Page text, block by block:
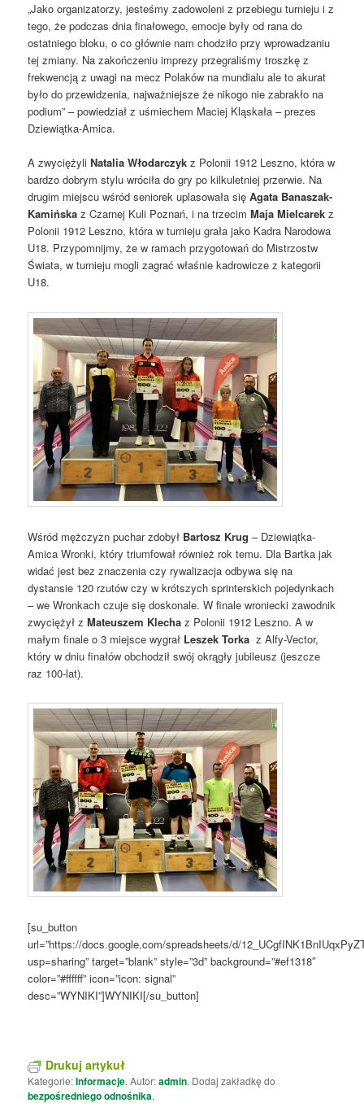
„Jako organizatorzy, jesteśmy zadowoleni z przebiegu turnieju i z
tego, że podczas dnia finałowego, emocje były od rana do
ostatniego bloku, o co głównie nam chodziło przy wprowadzaniu
tej zmiany. Na zakończeniu imprezy przegraliśmy troszkę z
frekwencją z uwagi na mecz Polaków na mundialu ale to akurat
było do przewidzenia, najważniejsze że nikogo nie zabrakło na
podium” – powiedział z uśmiechem Maciej Kląskała – prezes
Dziewiątka-Amica.
A zwyciężyliNatalia Włodarczyk z Polonii 1912 Leszno, która w
bardzo dobrym stylu wróciła do gry po kilkuletniej przerwie. Na
drugim miejscu wśród seniorek uplasowała sięAgata Banaszak-
Kamińska z Czarnej Kuli Poznań, i na trzecimMaja Mielcarek z
Polonii 1912 Leszno, która w turnieju grała jako Kadra Narodowa
U18. Przypomnijmy, że w ramach przygotowań do Mistrzostw
Świata, w turnieju mogli zagrać właśnie kadrowicze z kategorii
U18.
Wśród mężczyzn puchar zdobył Bartosz Krug– Dziewiątka-
Amica Wronki, który triumfował również rok temu. Dla Bartka jak
widać jest bez znaczenia czy rywalizacja odbywa się na
dystansie 120 rzutów czy w krótszych sprinterskich pojedynkach
– we Wronkach czuje się doskonale. W finale wroniecki zawodnik
zwyciężył zMateuszem Klecha z Polonii 1912 Leszno. A w
małym finale o 3 miejsce wygrał Leszek Torka z Alfy-Vector,
który w dniu finałów obchodził swój okrągły jubileusz (jeszcze
raz 100-lat).
[su_button
url=”https://docs.google.com/spreadsheets/d/
usp=sharing” target=”blank” style=”3d” background=”#ef1318″
color=”#ffffff” icon=”icon: signal”
desc=”WYNIKI”]WYNIKI[/su_button]
Drukuj artykuł
Kategorie:Informacje. Autor:admin. Dodaj zakładkę do
bezpośredniego odnośnika.